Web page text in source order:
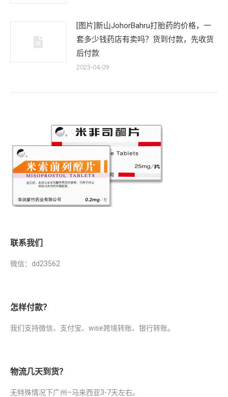
[图片]新山JohorBahru打胎药的价格，一
套多少钱药店有卖吗？货到付款，先收货
后付款
2023-04-09
联系我们
微信：dd23562
怎样付款？
我们支持微信、支付宝、wise跨境转账、银行转账。
物流几天到货？
无特殊情况下广州–马来西亚3-7天左右。